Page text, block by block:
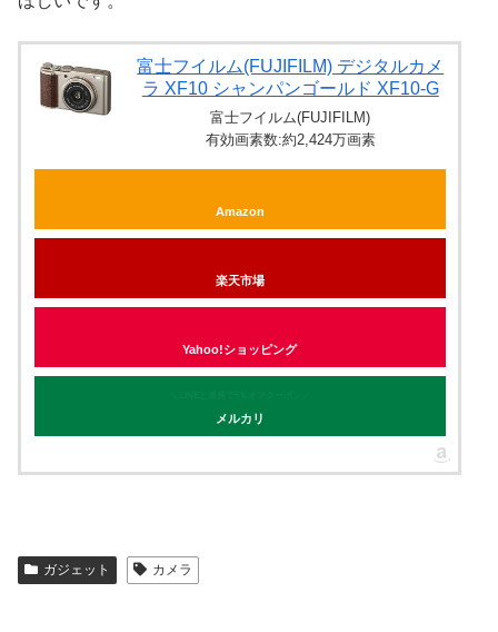
富士フイルム(FUJIFILM) デジタルカメ
ラ XF10 シャンパンゴールド XF10-G
富士フイルム(FUJIFILM)
有効画素数:約2,424万画素
Amazon
楽天市場
Yahoo!ショッピング
メルカリ
ガジェット カメラ